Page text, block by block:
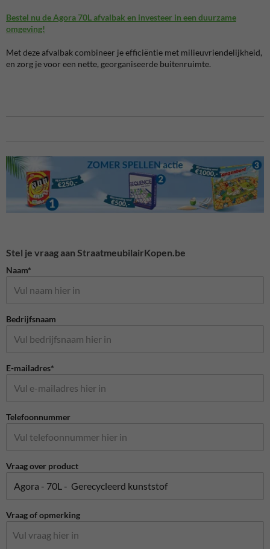
Bestel nu de Agora 70L afvalbak en investeer in een duurzame
omgeving!
Met deze afvalbak combineer je efficiëntie met milieuvriendelijkheid,
en zorg je voor een nette, georganiseerde buitenruimte.
Stel je vraag aan StraatmeubilairKopen.be
Naam*
Bedrijfsnaam
E-mailadres*
Telefoonnummer
Vraag over product
Vraag of opmerking